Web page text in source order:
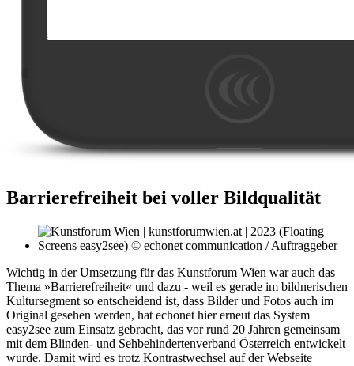
Barrierefreiheit bei voller Bildqualität
Wichtig in der Umsetzung für das Kunstforum Wien war auch das
Thema »Barrierefreiheit« und dazu - weil es gerade im bildnerischen
Kultursegment so entscheidend ist, dass Bilder und Fotos auch im
Original gesehen werden, hat echonet hier erneut das System
easy2see zum Einsatz gebracht, das vor rund 20 Jahren gemeinsam
mit dem Blinden- und Sehbehindertenverband Österreich entwickelt
wurde. Damit wird es trotz Kontrastwechsel auf der Webseite